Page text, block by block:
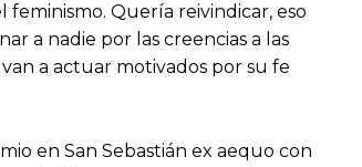
Quería reivindicar, eso
a nadie por las creencias a las
a actuar motivados por su fe
en San Sebastián ex aequo con